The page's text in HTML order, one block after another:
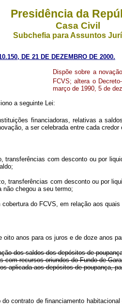
Presidência da
Casa Civil
Subchefia para Assuntos
DE 21 DE DEZEMBRO DE 2000.
Dispõe sobre a
FCVS; altera o
março de 1990, 5 de
a seguinte Lei:
financiadoras, relativas a
a ser celebrada entre cada credor
com desconto ou por
transferências com desconto ou por
não chegou a seu termo;
do FCVS, em relação aos
oito anos para os juros e de doze anos
dos saldos dos depósitos de
recursos oriundos do Fundo de
aplicada aos depósitos de poupança,
contrato de financiamento